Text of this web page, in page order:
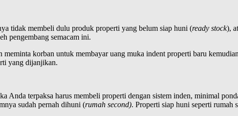
tidak membeli dulu produk properti yang belum siap huni (ready stock),
pengembang semacam ini.
korban untuk membayar uang muka indent properti baru
yang dijanjikan.
Anda terpaksa harus membeli properti dengan sistem inden, minimal
sudah pernah dihuni (rumah second). Properti siap huni seperti rumah